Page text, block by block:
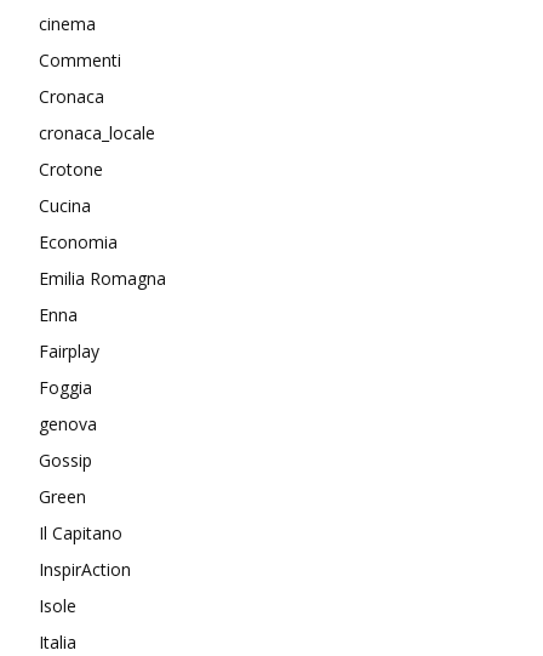
cinema
Commenti
Cronaca
cronaca_locale
Crotone
Cucina
Economia
Emilia Romagna
Enna
Fairplay
Foggia
genova
Gossip
Green
Il Capitano
InspirAction
Isole
Italia